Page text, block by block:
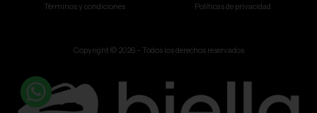
Términos y condiciones Políticas de privacidad
Copyright © 2026 – Todos los derechos reservados